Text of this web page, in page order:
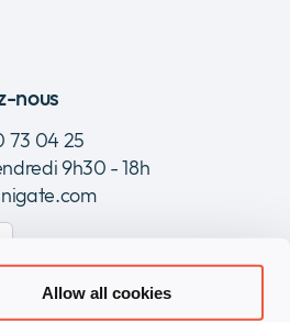
Allow all cookies
nous
73 04 25
9h30 - 18h